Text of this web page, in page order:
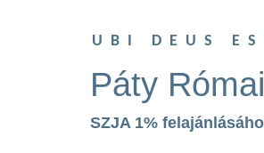
UBI DEUS
Páty
SZJA 1%